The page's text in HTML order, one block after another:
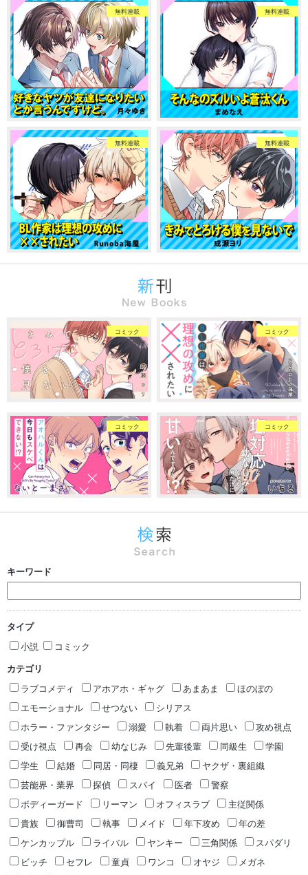
無料連載 無料連載
無料連載 無料連載
コミック コミック
コミック コミック
キーワード
タイプ
小説
コミック
カテゴリ
ラブコメディ
アホアホ・ギャグ あまあま
ほのぼの
エモーショナル
せつない
シリアス
ホラー・ファンタジー
溺愛 執着 両片思い
攻め視点
受け視点
再会 幼なじみ 先輩後輩 同級生
学園
学生
結婚 同居・同棲 義兄弟
ヤクザ・裏組織
芸能界・業界
探偵 スパイ 医者
警察
ボディーガード
リーマン オフィスラブ
主従関係
貴族
御曹司 執事 メイド 年下攻め
年の差
ケンカップル
ライバル ヤンキー 三角関係
スパダリ
ビッチ
セフレ 童貞 ワンコ オヤジ
メガネ